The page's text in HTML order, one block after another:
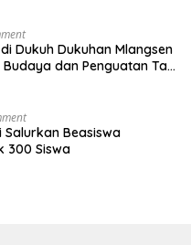
Dukuh Dukuhan Mlangsen
dan Penguatan Tali
Beasiswa
300 Siswa